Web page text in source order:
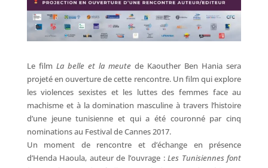
Le film La belle et la meute de Kaouther Ben Hania sera
projeté en ouverture de cette rencontre. Un film qui explore
les violences sexistes et les luttes des femmes face au
machisme et à la domination masculine à travers l’histoire
d’une jeune tunisienne et qui a été couronné par cinq
nominations au Festival de Cannes 2017.
Un moment de rencontre et d’échange en présence
d’Henda Haoula, auteur de l’ouvrage :Les Tunisiennes font